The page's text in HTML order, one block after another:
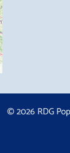
© 2026 RDG